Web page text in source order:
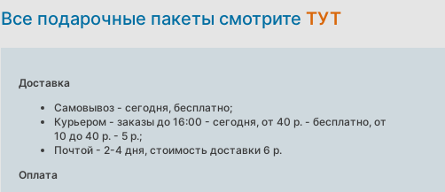
Все подарочные пакеты смотрите ТУТ
Доставка
Самовывоз - сегодня, бесплатно;
Курьером - заказы до 16:00 - сегодня, от 40 р. - бесплатно, от
10 до 40 р. - 5 р.;
Почтой - 2-4 дня, стоимость доставки 6 р.
Оплата